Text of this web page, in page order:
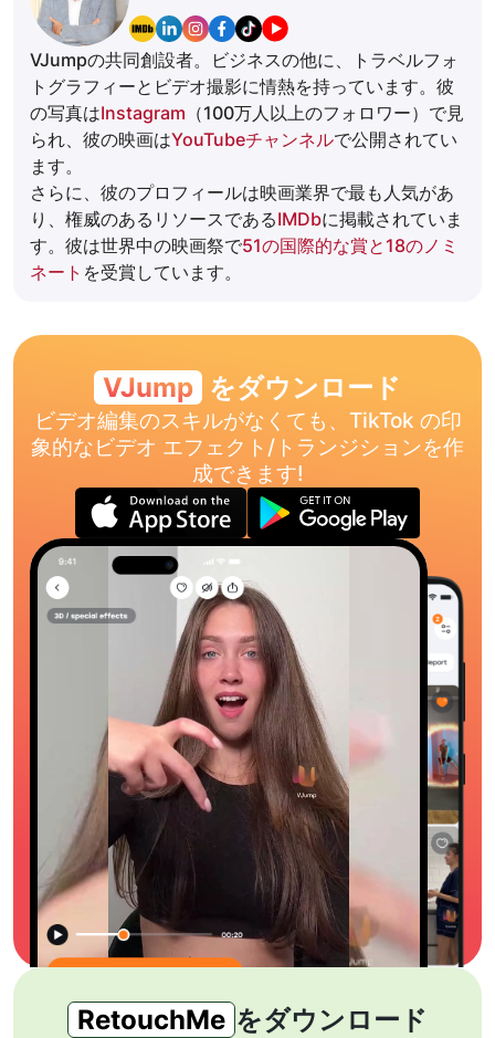
VJumpの共同創設者。ビジネスの他に、トラベルフォ
トグラフィーとビデオ撮影に情熱を持っています。彼
の写真はInstagram （100万人以上のフォロワー）で見
られ、彼の映画はYouTubeチャンネルで公開されてい
ます。
さらに、彼のプロフィールは映画業界で最も人気があ
り、権威のあるリソースであるIMDbに掲載されていま
す。彼は世界中の映画祭で51の国際的な賞と18のノミ
ネート を受賞しています。
VJump をダウンロード
ビデオ編集のスキルがなくても、TikTok の印
象的なビデオ エフェクト/トランジションを作
成できます!
RetouchMe をダウンロード